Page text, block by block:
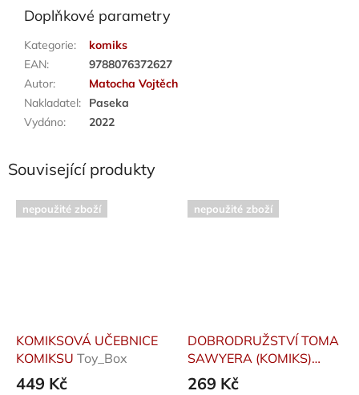
Doplňkové parametry
Kategorie:
komiks
EAN:
9788076372627
Autor:
Matocha Vojtěch
Nakladatel:
Paseka
Vydáno: 2022
Související produkty
nepoužité zboží
KOMIKSOVÁ UČEBNICE
KOMIKSU Toy_Box
449 Kč
nepoužité zboží
DOBRODRUŽSTVÍ TOMA
SAWYERA (KOMIKS)
Toon, Orange
269 Kč